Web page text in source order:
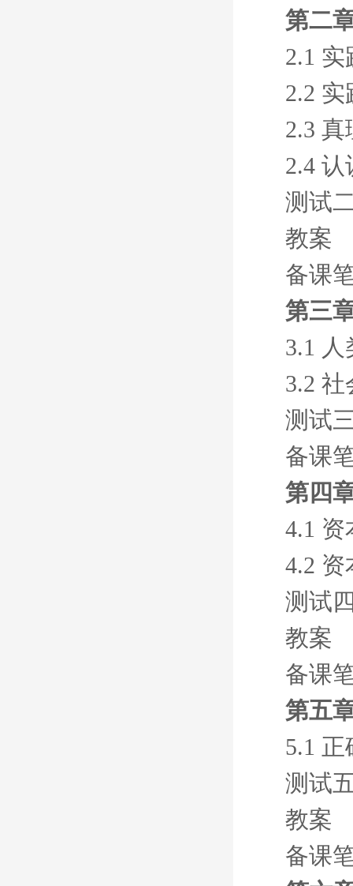
第二
2.1
2.2
2.3
2.4
测试
教案
备课
第三
3.1
3.2
测试
备课
第四
4.1
4.2
测试
教案
备课
第五
5.1
测试
教案
备课